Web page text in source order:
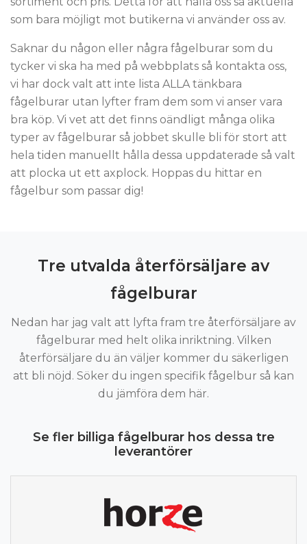
som bara möjligt mot butikerna vi använder oss av.
Saknar du någon eller några fågelburar som du
tycker vi ska ha med på webbplats så kontakta oss,
vi har dock valt att inte lista ALLA tänkbara
fågelburar utan lyfter fram dem som vi anser vara
bra köp. Vi vet att det finns oändligt många olika
typer av fågelburar så jobbet skulle bli för stort att
hela tiden manuellt hålla dessa uppdaterade så valt
att plocka ut ett axplock. Hoppas du hittar en
fågelbur som passar dig!
Tre utvalda återförsäljare av
fågelburar
Nedan har jag valt att lyfta fram tre återförsäljare av
fågelburar med helt olika inriktning. Vilken
återförsäljare du än väljer kommer du säkerligen
att bli nöjd. Söker du ingen specifik fågelbur så kan
du jämföra dem här.
Se fler billiga fågelburar hos dessa tre
leverantörer